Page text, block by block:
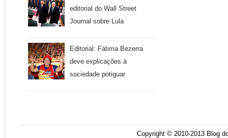
editorial do Wall Street
Journal sobre Lula
Editorial: Fátima Bezerra
deve explicações à
sociedade potiguar
Copyright © 2010-2013 Blog